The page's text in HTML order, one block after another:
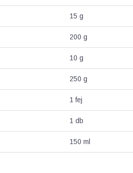
15 g
200 g
10 g
250 g
1 fej
1 db
150 ml